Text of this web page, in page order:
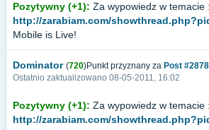
Pozytywny (+1): Za wypowiedz w temacie :
http://zarabiam.com/
Mobile is Live!
Dominator (720)Punkt przyznany za Post
Ostatnio zaktualizowano 08-05-2011, 16:02
Pozytywny (+1): Za wypowiedz w temacie :
http://zarabiam.com/